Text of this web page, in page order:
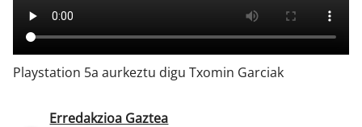
Playstation 5a aurkeztu digu Txomin Garciak
Erredakzioa Gaztea